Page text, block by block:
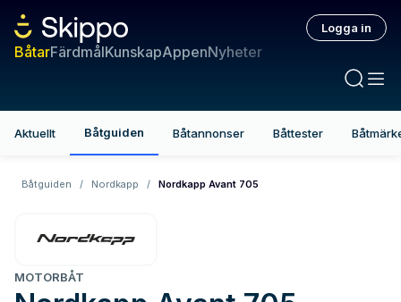
BåtarFärdmålKunskapAppenNyheter
Logga in
Aktuellt Båtguiden Båtannonser Båttester
Båtguiden / Nordkapp / Nordkapp Avant 705
MOTORBÅT